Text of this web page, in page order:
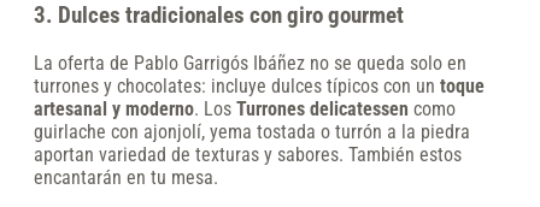
3. Dulces tradicionales con giro gourmet
La oferta de Pablo Garrigós Ibáñez no se queda solo en
turrones y chocolates: incluye dulces típicos con un toque
artesanal y moderno. Los Turrones delicatessen como
guirlache con ajonjolí, yema tostada o turrón a la piedra
aportan variedad de texturas y sabores. También estos
encantarán en tu mesa.